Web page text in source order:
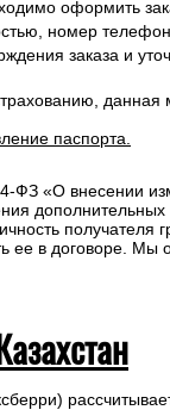
оформить
номер
заказа и
паспорта.
ФЗ «О внесении
получателя
в договоре. Мы